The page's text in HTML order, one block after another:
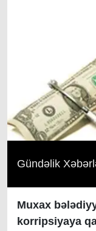
Gündəlik
Muxax
korripsiyaya